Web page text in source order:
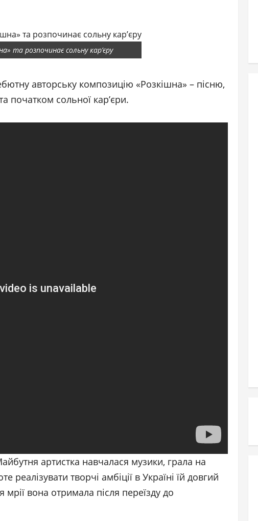
та розпочинає сольну кар’єру
авторську композицію «Розкішна» – пісню,
початком сольної кар’єри.
артистка навчалася музики, грала на
творчі амбіції в Україні їй довгий
вона отримала після переїзду до